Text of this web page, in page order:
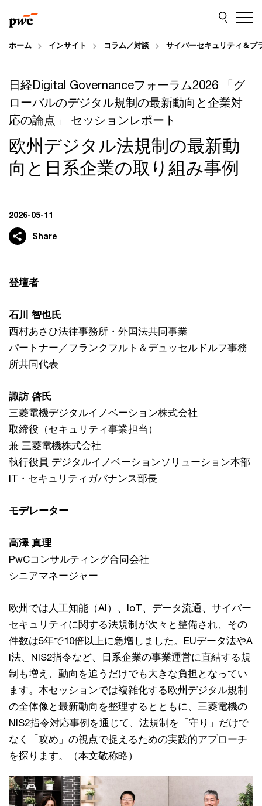
to
content
to
footer
ホーム インサイト コラム／対談 サイバーセキュリティ＆プ
日経Digital Governanceフォーラム2026 「グ
ローバルのデジタル規制の最新動向と企業対
応の論点」 セッションレポート
欧州デジタル法規制の最新動
向と日系企業の取り組み事例
2026-05-11
Share
登壇者
石川 智也氏
西村あさひ法律事務所・外国法共同事業
パートナー／フランクフルト＆デュッセルドルフ事務
所共同代表
諏訪 啓氏
三菱電機デジタルイノベーション株式会社
取締役（セキュリティ事業担当）
兼 三菱電機株式会社
執行役員 デジタルイノベーションソリューション本部
IT・セキュリティガバナンス部長
モデレーター
高澤 真理
PwCコンサルティング合同会社
シニアマネージャー
欧州では人工知能（AI）、IoT、データ流通、サイバー
セキュリティに関する法規制が次々と整備され、その
件数は5年で10倍以上に急増しました。EUデータ法やA
I法、NIS2指令など、日系企業の事業運営に直結する規
制も増え、動向を追うだけでも大きな負担となってい
ます。本セッションでは複雑化する欧州デジタル規制
の全体像と最新動向を整理するとともに、三菱電機の
NIS2指令対応事例を通じて、法規制を「守り」だけで
なく「攻め」の視点で捉えるための実践的アプローチ
を探ります。（本文敬称略）